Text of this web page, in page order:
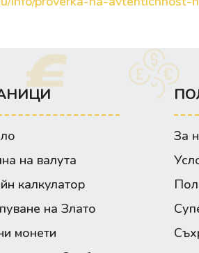
на валута
калкулатор
на Злато
монети
За